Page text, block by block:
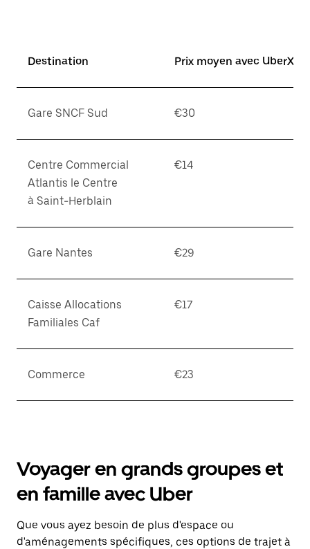
Destination Prix moyen avec UberX*
Gare SNCF Sud €30
Centre Commercial
Atlantis le Centre
à Saint-Herblain
€14
Gare Nantes €29
Caisse Allocations
Familiales Caf
€17
Commerce €23
Voyager en grands groupes et
en famille avec Uber
Que vous ayez besoin de plus d'espace ou
d'aménagements spécifiques, ces options de trajet à